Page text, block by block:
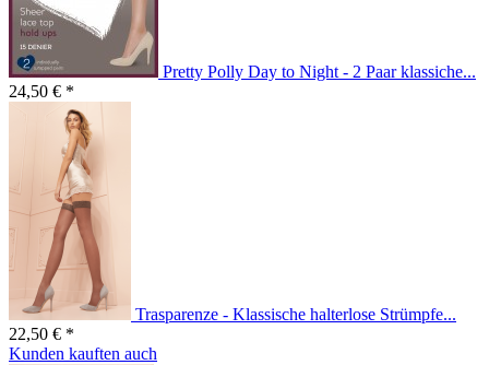
Pretty Polly Day to Night - 2 Paar klassiche...
24,50 € *
Trasparenze - Klassische halterlose Strümpfe...
22,50 € *
Kunden kauften auch